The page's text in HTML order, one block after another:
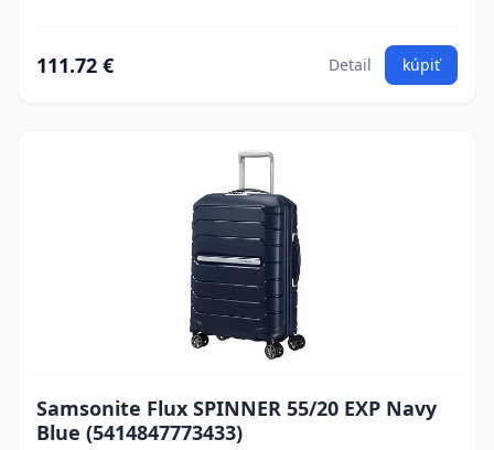
111.72 € Detail kúpiť
Samsonite Flux SPINNER 55/20 EXP Navy
Blue (5414847773433)